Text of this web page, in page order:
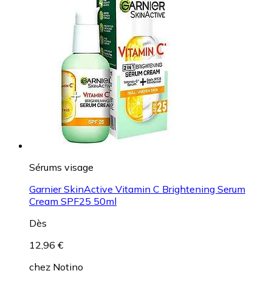
Sérums visage
Garnier SkinActive Vitamin C Brightening Serum
Cream SPF25 50ml
Dès
12,96 €
chez Notino